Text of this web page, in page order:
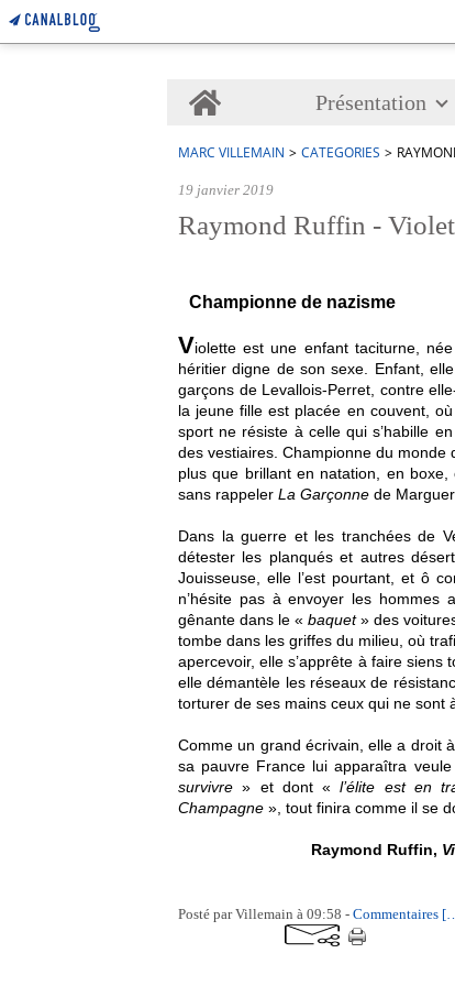
Home Présentation
MARC VILLEMAIN > CATEGORIES >
19 janvier 2019
Raymond Ruffin -
Championne de nazisme
Violette est une enfant taciturne,
héritier digne de son sexe. Enfant,
garçons de Levallois-Perret, contre
la jeune fille est placée en couvent,
sport ne résiste à celle qui s’habille
des vestiaires. Championne du monde
plus que brillant en natation, en
sans rappeler La Garçonne de
Dans la guerre et les tranchées de
détester les planqués et autres
Jouisseuse, elle l’est pourtant, et ô
n’hésite pas à envoyer les hommes
gênante dans le «baquet» des
tombe dans les griffes du milieu, où
apercevoir, elle s’apprête à faire siens
elle démantèle les réseaux de
torturer de ses mains ceux qui ne sont
Comme un grand écrivain, elle a droit
sa pauvre France lui apparaîtra
survivre » et dont «l’élite est en
Champagne », tout finira comme il se
Raymond Ruffin,
Posté par Villemain à 09:58 - Commentaires [